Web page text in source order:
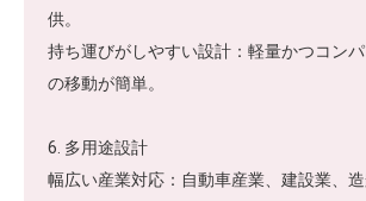
供。
持ち運びがしやすい設計：軽量かつコン
の移動が簡単。
6. 多用途設計
幅広い産業対応：自動車産業、建設業、